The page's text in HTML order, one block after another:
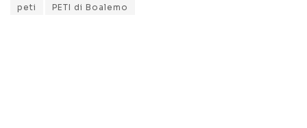
peti
PETI di Boalemo